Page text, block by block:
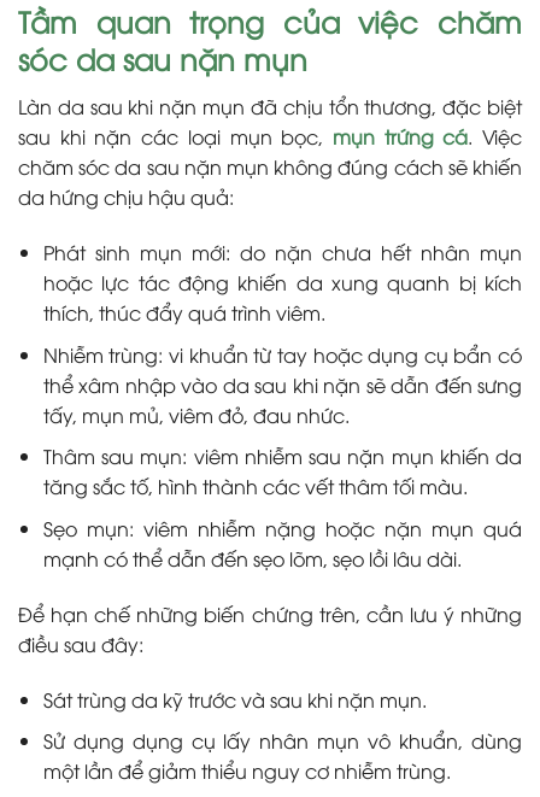
Tầm quan trọng của việc chăm
sóc da sau nặn mụn
Làn da sau khi nặn mụn đã chịu tổn thương, đặc biệt
sau khi nặn các loại mụn bọc, mụn trứng cá. Việc
chăm sóc da sau nặn mụn không đúng cách sẽ khiến
da hứng chịu hậu quả:
Phát sinh mụn mới: do nặn chưa hết nhân mụn
hoặc lực tác động khiến da xung quanh bị kích
thích, thúc đẩy quá trình viêm.
Nhiễm trùng: vi khuẩn từ tay hoặc dụng cụ bẩn có
thể xâm nhập vào da sau khi nặn sẽ dẫn đến sưng
tấy, mụn mủ, viêm đỏ, đau nhức.
Thâm sau mụn: viêm nhiễm sau nặn mụn khiến da
tăng sắc tố, hình thành các vết thâm tối màu.
Sẹo mụn: viêm nhiễm nặng hoặc nặn mụn quá
mạnh có thể dẫn đến sẹo lõm, sẹo lồi lâu dài.
Để hạn chế những biến chứng trên, cần lưu ý những
điều sau đây:
Sát trùng da kỹ trước và sau khi nặn mụn.
Sử dụng dụng cụ lấy nhân mụn vô khuẩn, dùng
một lần để giảm thiểu nguy cơ nhiễm trùng.